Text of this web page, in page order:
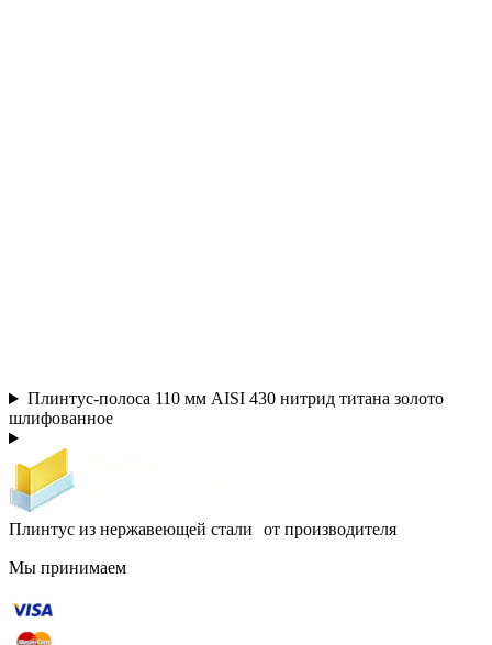
Плинтус-полоса 110 мм AISI 430 нитрид титана золото
шлифованное
Плинтус из нержавеющей стали от производителя
Мы принимаем